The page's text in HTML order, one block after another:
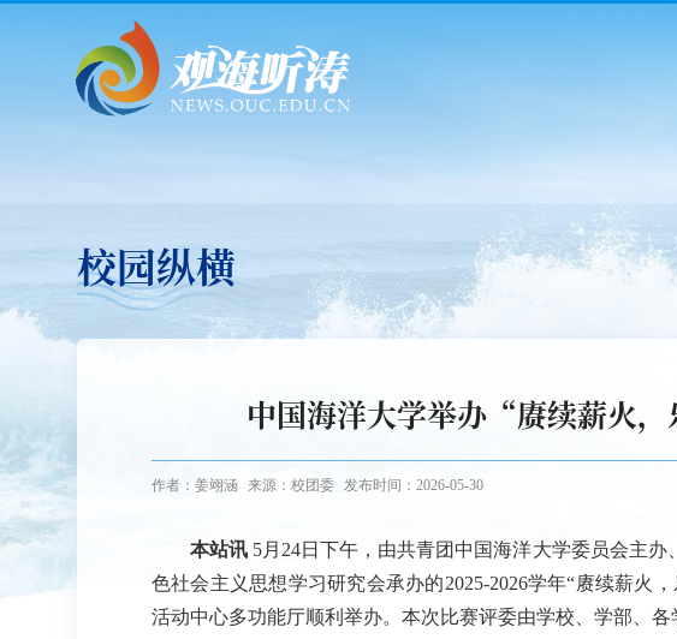
校园纵横
中国海洋大学举办“赓续薪火
作者：姜翊涵 来源：校团委 发布时间：2026-05-30
本站讯 5月24日下午，由共青团中国海洋大学委员会主
色社会主义思想学习研究会承办的2025-2026学年“赓续薪火
活动中心多功能厅顺利举办。本次比赛评委由学校、学部、各